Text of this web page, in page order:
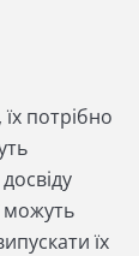
потрібно
можуть
їх